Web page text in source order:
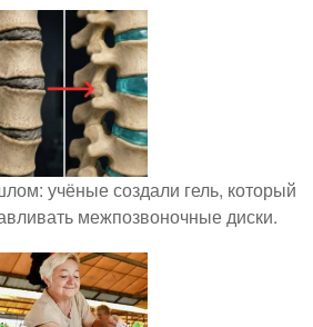
учёные создали гель, который
межпозвоночные диски.